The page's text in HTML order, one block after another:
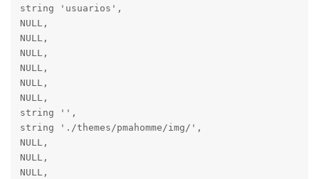
string 'usuarios',
NULL,
NULL,
NULL,
NULL,
NULL,
NULL,
string '',
string './themes/pmahomme/img/',
NULL,
NULL,
NULL,